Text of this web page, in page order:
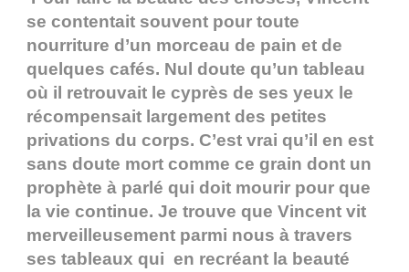
se contentait souvent pour toute
nourriture d’un morceau de pain et de
quelques cafés. Nul doute qu’un tableau
où il retrouvait le cyprès de ses yeux le
récompensait largement des petites
privations du corps. C’est vrai qu’il en est
sans doute mort comme ce grain dont un
prophète à parlé qui doit mourir pour que
la vie continue. Je trouve que Vincent vit
merveilleusement parmi nous à travers
ses tableaux qui en recréant la beauté